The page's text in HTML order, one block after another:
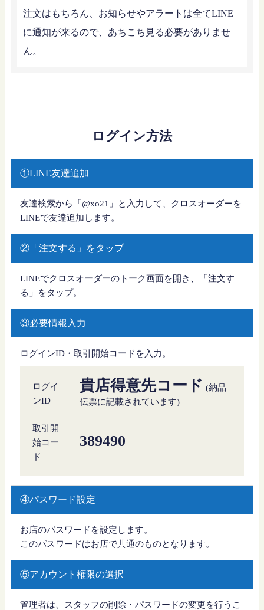
注文はもちろん、お知らせやアラートは全てLINE
に通知が来るので、あちこち見る必要がありませ
ん。
ログイン方法
①LINE友達追加
友達検索から「@xo21」と入力して、クロスオーダーを
LINEで友達追加します。
②「注文する」をタップ
LINEでクロスオーダーのトーク画面を開き、「注文す
る」をタップ。
③必要情報入力
ログインID・取引開始コードを入力。
ログイ
ンID
貴店得意先コード (納品
伝票に記載されています)
取引開
始コー
ド
389490
④パスワード設定
お店のパスワードを設定します。
このパスワードはお店で共通のものとなります。
⑤アカウント権限の選択
管理者は、スタッフの削除・パスワードの変更を行うこ